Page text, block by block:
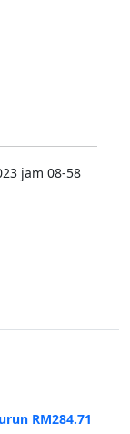
jam 08-58
RM284.71